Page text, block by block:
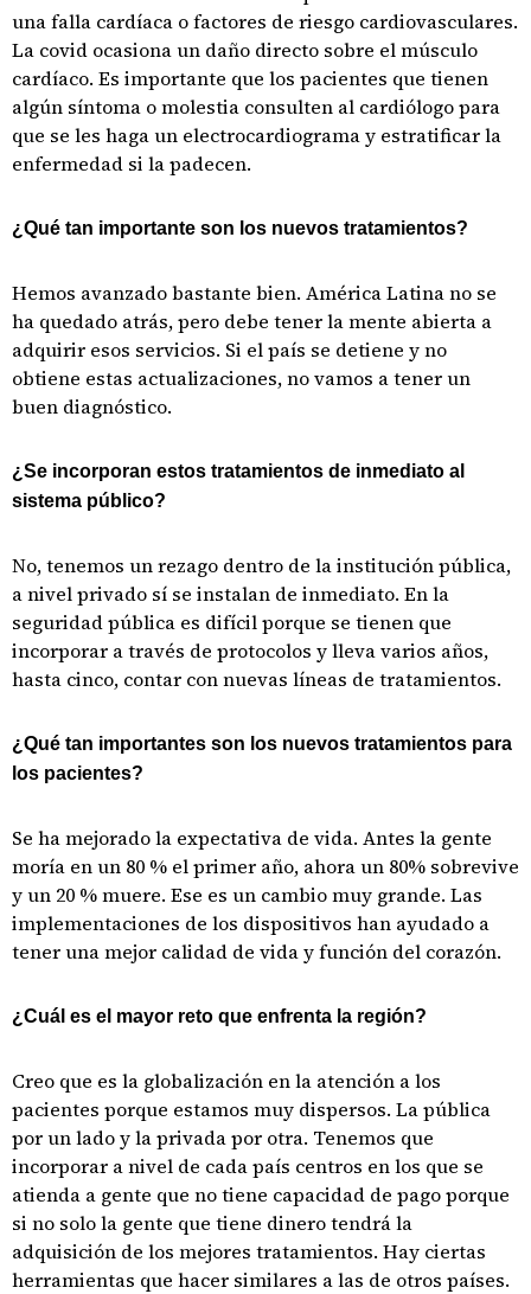
una falla cardíaca o factores de riesgo cardiovasculares.
La covid ocasiona un daño directo sobre el músculo
cardíaco. Es importante que los pacientes que tienen
algún síntoma o molestia consulten al cardiólogo para
que se les haga un electrocardiograma y estratificar la
enfermedad si la padecen.
¿Qué tan importante son los nuevos tratamientos?
Hemos avanzado bastante bien. América Latina no se
ha quedado atrás, pero debe tener la mente abierta a
adquirir esos servicios. Si el país se detiene y no
obtiene estas actualizaciones, no vamos a tener un
buen diagnóstico.
¿Se incorporan estos tratamientos de inmediato al
sistema público?
No, tenemos un rezago dentro de la institución pública,
a nivel privado sí se instalan de inmediato. En la
seguridad pública es difícil porque se tienen que
incorporar a través de protocolos y lleva varios años,
hasta cinco, contar con nuevas líneas de tratamientos.
¿Qué tan importantes son los nuevos tratamientos para
los pacientes?
Se ha mejorado la expectativa de vida. Antes la gente
moría en un 80 % el primer año, ahora un 80% sobrevive
y un 20 % muere. Ese es un cambio muy grande. Las
implementaciones de los dispositivos han ayudado a
tener una mejor calidad de vida y función del corazón.
¿Cuál es el mayor reto que enfrenta la región?
Creo que es la globalización en la atención a los
pacientes porque estamos muy dispersos. La pública
por un lado y la privada por otra. Tenemos que
incorporar a nivel de cada país centros en los que se
atienda a gente que no tiene capacidad de pago porque
si no solo la gente que tiene dinero tendrá la
adquisición de los mejores tratamientos. Hay ciertas
herramientas que hacer similares a las de otros países.